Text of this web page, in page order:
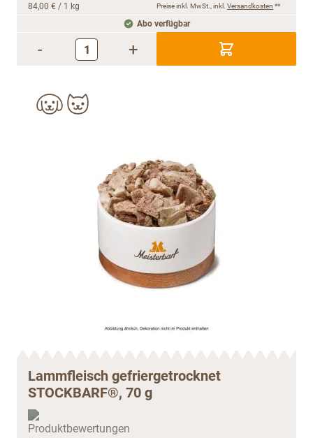
84,00 € / 1 kg Preise inkl. MwSt., inkl. Versandkosten **
Abo verfügbar
- +
Lammfleisch gefriergetrocknet
STOCKBARF®, 70 g